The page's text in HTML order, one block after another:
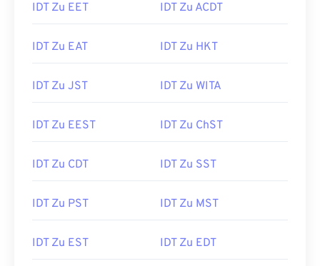
IDT Zu EET IDT Zu ACDT
IDT Zu EAT IDT Zu HKT
IDT Zu JST IDT Zu WITA
IDT Zu EEST IDT Zu ChST
IDT Zu CDT IDT Zu SST
IDT Zu PST IDT Zu MST
IDT Zu EST IDT Zu EDT